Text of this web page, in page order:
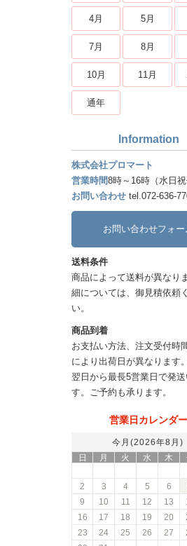
4月 5月
7月 8月
10月 11月
通年
Information
株式会社プロマート
営業時間8時～16時（水日祝
お問い合わせ tel.072-636-
お問い合わせフォー
送料条件
商品によって送料が異なり
細については、御見積依頼
い。
商品到着
お支払い方法、注文受付時
により出荷日が異なります
翌日から最長5営業日で発送
す。ご予約も承ります。
営業日カレンダー
今月(2026年8月)
日
月 火 水 木
2
3 4 5 6
9
10 11 12 13
16
17 18 19 20
23
24 25 26 27